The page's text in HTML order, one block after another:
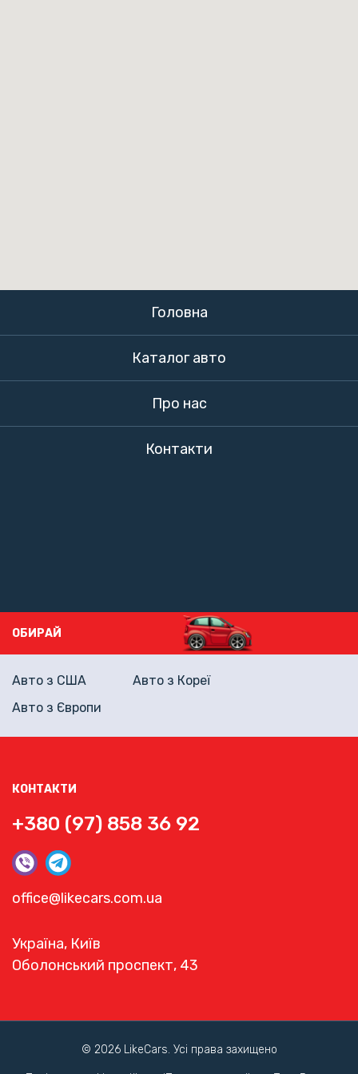
Головна
Каталог авто
Про нас
Контакти
КОНТАКТИ
+380 (97) 858 36 92
office@likecars.com.ua
Україна, Київ
Оболонський проспект, 43
ОБИРАЙ
Авто з США
Авто з Кореї
Авто з Європи
© 2026 LikeCars. Усі права захищено